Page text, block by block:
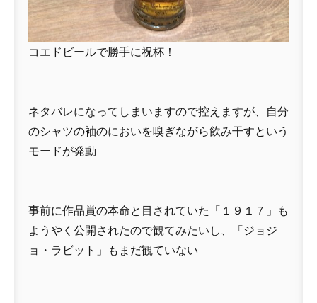
コエドビールで勝手に祝杯！
ネタバレになってしまいますので控えますが、自分
のシャツの袖のにおいを嗅ぎながら飲み干すという
モードが発動
事前に作品賞の本命と目されていた「１９１７」も
ようやく公開されたので観てみたいし、「ジョジ
ョ・ラビット」もまだ観ていない